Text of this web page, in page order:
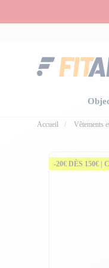
Accueil Vêtements
-20€ DÈS 150€ |